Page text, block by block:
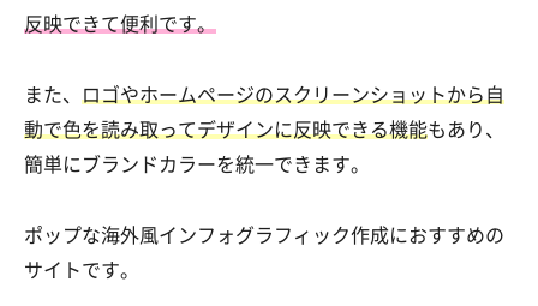
反映できて便利です。
また、
ロゴやホームページのスクリーンショットから自
動で色を読み取ってデザインに反映できる機能もあり、
簡単にブランドカラーを統一できます。
ポップな海外風インフォグラフィック作成におすすめの
サイトです。